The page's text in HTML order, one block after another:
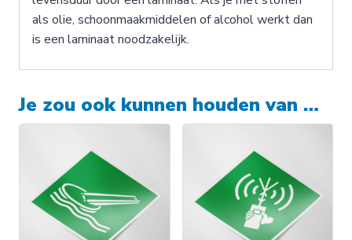
als olie, schoonmaakmiddelen of alcohol werkt dan
is een laminaat noodzakelijk.
Je zou ook kunnen houden van …